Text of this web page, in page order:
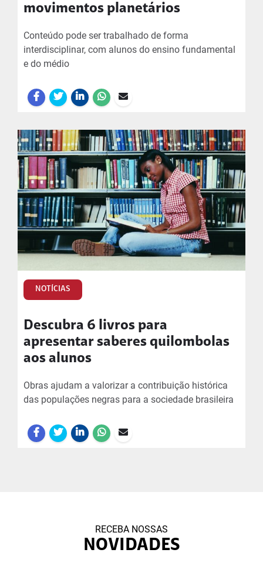
movimentos planetários
Conteúdo pode ser trabalhado de forma
interdisciplinar, com alunos do ensino fundamental
e do médio
NOTÍCIAS
Descubra 6 livros para
apresentar saberes quilombolas
aos alunos
Obras ajudam a valorizar a contribuição histórica
das populações negras para a sociedade brasileira
RECEBA NOSSAS
NOVIDADES